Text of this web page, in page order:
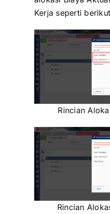
Kerja seperti
Rincian
Rincian